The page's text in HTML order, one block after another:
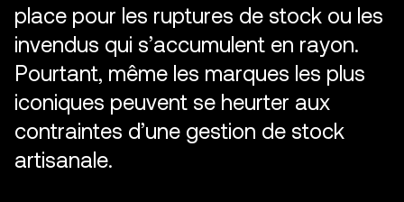
place pour les ruptures de stock ou les
invendus qui s’accumulent en rayon.
Pourtant, même les marques les plus
iconiques peuvent se heurter aux
contraintes d’une gestion de stock
artisanale.